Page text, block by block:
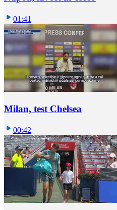
01:41
Milan, test Chelsea
00:42